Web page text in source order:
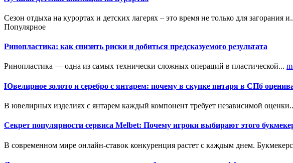
Сезон отдыха на курортах и детских лагерях – это время не только для загорания
Популярное
Ринопластика: как снизить риски и добиться предсказуемого результата
Ринопластика — одна из самых технически сложных операций в пластической...
Ювелирное золото и серебро с янтарем: почему в скупке янтаря в СПб
В ювелирных изделиях с янтарем каждый компонент требует независимой
Секрет популярности сервиса Melbet: Почему игроки выбирают этого
В современном мире онлайн-ставок конкуренция растет с каждым днем.